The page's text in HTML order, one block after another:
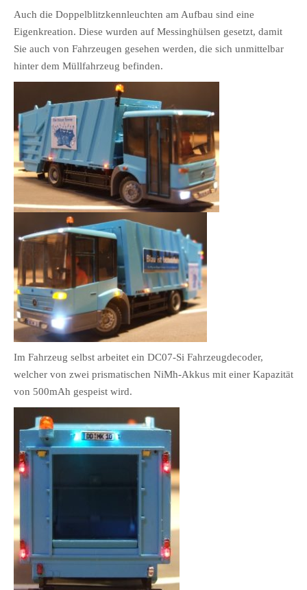
Auch die Doppelblitzkennleuchten am Aufbau sind eine
Eigenkreation. Diese wurden auf Messinghülsen gesetzt, damit
Sie auch von Fahrzeugen gesehen werden, die sich unmittelbar
hinter dem Müllfahrzeug befinden.
Im Fahrzeug selbst arbeitet ein DC07-Si Fahrzeugdecoder,
welcher von zwei prismatischen NiMh-Akkus mit einer Kapazität
von 500mAh gespeist wird.